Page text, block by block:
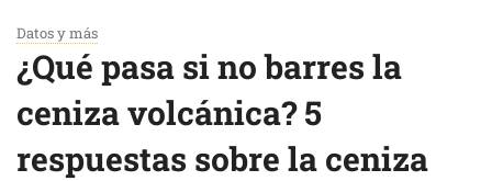
Datos y más
¿Qué pasa si no barres la
ceniza volcánica? 5
respuestas sobre la ceniza